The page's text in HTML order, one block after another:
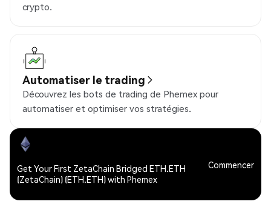
crypto.
Automatiser le trading
Découvrez les bots de trading de Phemex pour
automatiser et optimiser vos stratégies.
Get Your First ZetaChain Bridged ETH.ETH
(ZetaChain) (ETH.ETH) with Phemex
Commencer